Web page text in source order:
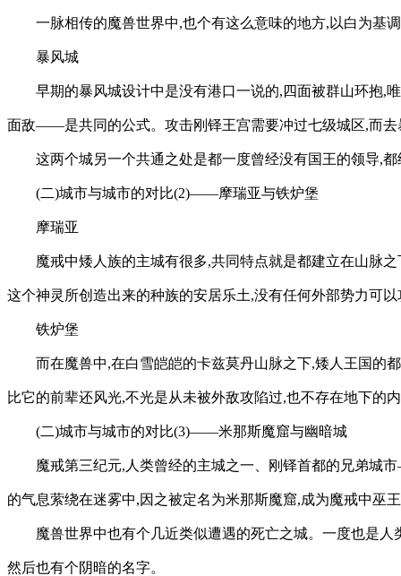
一脉相传的魔兽世界中,也个有这么意味的地方,以白为基
暴风城
早期的暴风城设计中是没有港口一说的,四面被群山环抱,
面敌——是共同的公式。攻击刚铎王宫需要冲过七级城区,而去
这两个城另一个共通之处是都一度曾经没有国王的领导,
(二)城市与城市的对比(2)——摩瑞亚与铁炉堡
摩瑞亚
魔戒中矮人族的主城有很多,共同特点就是都建立在山脉
这个神灵所创造出来的种族的安居乐土,没有任何外部势力可
铁炉堡
而在魔兽中,在白雪皑皑的卡兹莫丹山脉之下,矮人王国的
比它的前辈还风光,不光是从未被外敌攻陷过,也不存在地下的
(二)城市与城市的对比(3)——米那斯魔窟与幽暗城
魔戒第三纪元,人类曾经的主城之一、刚铎首都的兄弟城
的气息萦绕在迷雾中,因之被定名为米那斯魔窟,成为魔戒中巫
魔兽世界中也有个几近类似遭遇的死亡之城。一度也是
然后也有个阴暗的名字。